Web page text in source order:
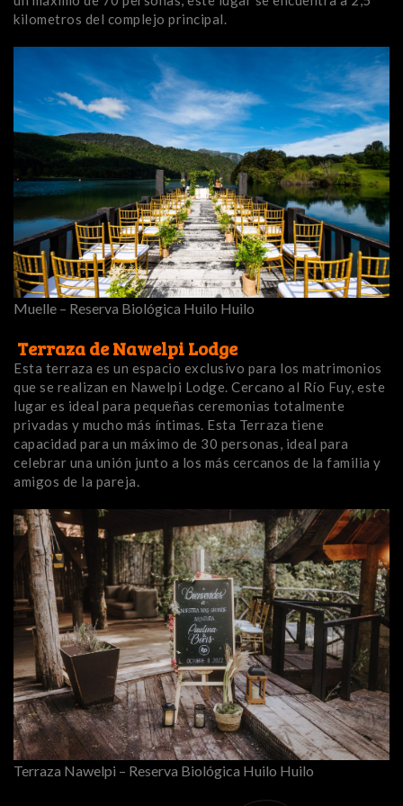
kilometros del complejo principal.
Muelle – Reserva Biológica Huilo Huilo
Terraza de Nawelpi Lodge
Esta terraza es un espacio exclusivo para los matrimonios
que se realizan en Nawelpi Lodge. Cercano al Río Fuy, este
lugar es ideal para pequeñas ceremonias totalmente
privadas y mucho más íntimas. Esta Terraza tiene
capacidad para un máximo de 30 personas, ideal para
celebrar una unión junto a los más cercanos de la familia y
amigos de la pareja.
Terraza Nawelpi – Reserva Biológica Huilo Huilo